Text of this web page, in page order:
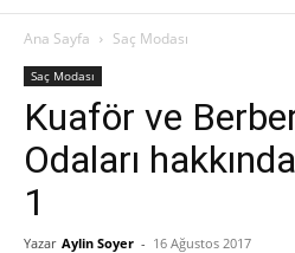
Ana Sayfa Saç Modası
Saç Modası
Kuaför ve
Odaları
1
Yazar Aylin Soyer - 16 Ağustos 2017